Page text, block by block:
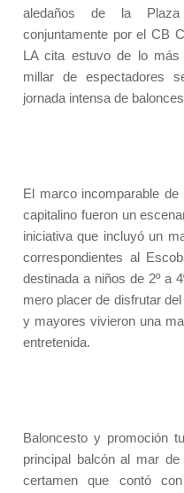
aledaños de la
conjuntamente por el CB
LA cita estuvo de lo
millar de espectadores
jornada intensa de
El marco incomparable
capitalino fueron un
iniciativa que incluyó un
correspondientes al
destinada a niños de 2º a
mero placer de disfrutar
y mayores vivieron una
entretenida.
Baloncesto y promoción
principal balcón al mar
certamen que contó